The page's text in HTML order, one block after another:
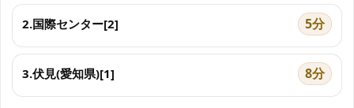
2.国際センター[2] 5分
3.伏見(愛知県)[1] 8分